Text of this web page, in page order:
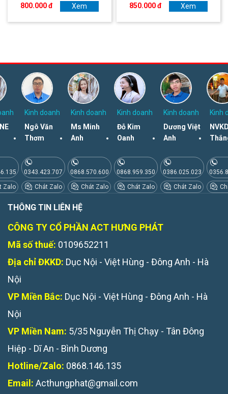
800.000 đ
Xem
850.000 đ
Xem
Zalo
Kinh doanh
Ngô Văn
Thơm
0343.423.707
Chát Zalo
Kinh doanh
Ms Minh
Anh
0868.570.600
Chát Zalo
Kinh doanh
Đỗ Kim
Oanh
0868.959.350
Chát Zalo
Kinh doanh
Dương Việt
Anh
0386.025.023
Chát Zalo
Kinh
THÔNG TIN LIÊN HỆ
CÔNG TY CỔ PHẦN ACT HƯNG PHÁT
Mã số thuế: 0109652211
Địa chỉ ĐKKD: Dục Nội - Việt Hùng - Đông Anh - Hà
Nội
VP Miền Bắc: Dục Nội - Việt Hùng - Đông Anh - Hà
Nội
VP Miền Nam: 5/35 Nguyễn Thị Chạy - Tân Đông
Hiệp - Dĩ An - Bình Dương
Hotline/Zalo: 0868.146.135
Email: Acthungphat@gmail.com